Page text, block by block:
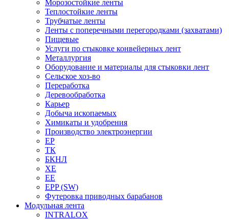
Морозостойкие ленты
Теплостойкие ленты
Трубчатые ленты
Ленты с поперечными перегородками (захватами)
Пищевые
Услуги по стыковке конвейерных лент
Металлургия
Оборудование и материалы для стыковки лент
Сельское хоз-во
Переработка
Деревообработка
Карьер
Добыча ископаемых
Химикаты и удобрения
Производство электроэнергии
EP
ТК
БКНЛ
XE
EE
EPP (SW)
Футеровка приводных барабанов
Модульная лента
INTRALOX